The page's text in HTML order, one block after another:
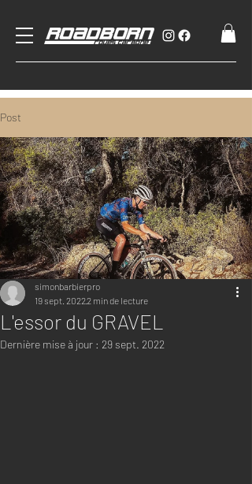
Post
L'essor du GRAVEL
simonbarbierpro
19 sept. 20222 min de lecture
Dernière mise à jour : 29 sept. 2022